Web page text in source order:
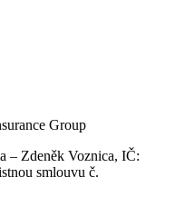
Group
– Zdeněk Voznica, IČ:
smlouvu č.